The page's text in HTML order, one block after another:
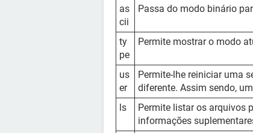
as
cii
Passa do modo binário
ty
pe
Permite mostrar o modo
us
er
Permite-lhe reiniciar uma
diferente. Assim sendo,
ls
Permite listar os arquivos
informações